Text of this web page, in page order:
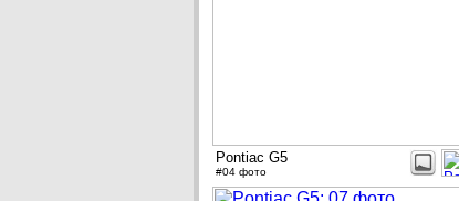
Pontiac G5
#04 фото